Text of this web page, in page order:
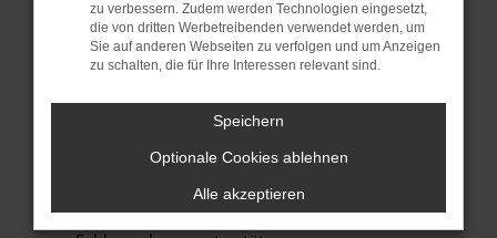
Veraltete Software birgt nicht nur ein
Sicherheitsrisiko, sondern kann auch dazu
führen, dass bestimmte Funktionen nicht mehr
Wende dich an den Webseitenbetreiber.
hast, kontaktiere uns bitte. Wir werden
versuchen, das Problem zu beheben. Du kannst
uns diesen Text schicken, um uns bei der
zu verbessern. Zudem werden Technologien eingesetzt,
die von dritten Werbetreibenden verwendet werden, um
Sie auf anderen Webseiten zu verfolgen und um Anzeigen
zu schalten, die für Ihre Interessen relevant sind.
Speichern
Optionale Cookies ablehnen
Alle akzeptieren